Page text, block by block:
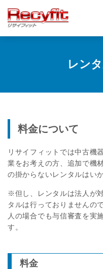
レン
料金について
リサイフィットでは中古機
業をお考えの方、追加で機
の掛からないレンタルはい
※但し、レンタルは法人が
タルは行っておりませんの
人の場合でも与信審査を実
す。
料金